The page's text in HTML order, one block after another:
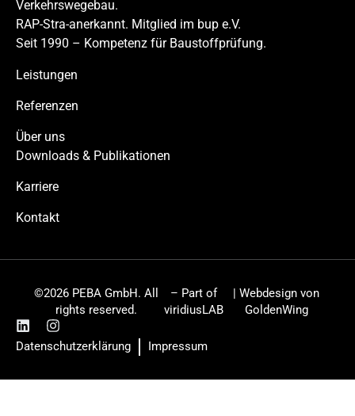
Verkehrswegebau.
RAP-Stra-anerkannt. Mitglied im bup e.V.
Seit 1990 – Kompetenz für Baustoffprüfung.
Leistungen
Referenzen
Über uns
Downloads & Publikationen
Karriere
Kontakt
©2026 PEBA GmbH. All
rights reserved.
– Part of
viridiusLAB
| Webdesign von
GoldenWing
Datenschutzerklärung Impressum